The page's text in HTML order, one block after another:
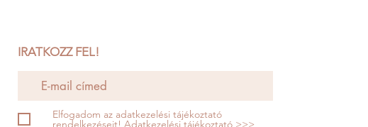
IRATKOZZ FEL!
Elfogadom az adatkezelési tájékoztató